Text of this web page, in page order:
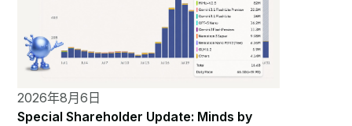
2026年8月6日
Special Shareholder Update: Minds by